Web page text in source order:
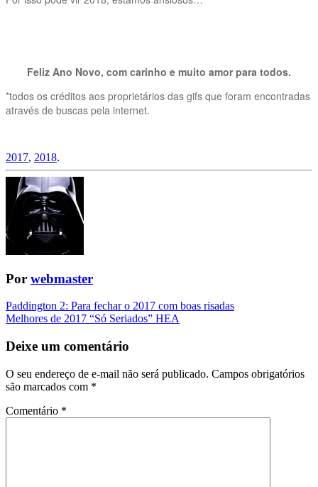
Feliz Ano Novo, com carinho e muito amor para todos.
*todos os créditos aos proprietários das gifs que foram encontradas
através de buscas pela internet.
2017, 2018.
Por webmaster
Navegação
da
Postagem
Paddington 2: Para fechar o 2017 com boas risadas
Melhores de 2017 “Só Seriados” HEA
Deixe um comentário
O seu endereço de e-mail não será publicado. Campos obrigatórios
são marcados com *
Comentário *